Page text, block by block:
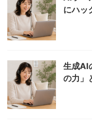
にハッ
生成AI
の力」